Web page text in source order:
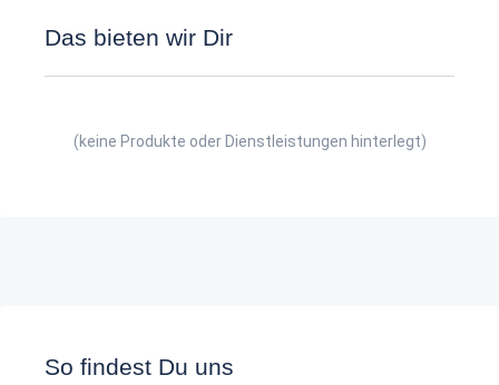
Das bieten wir Dir
(keine Produkte oder Dienstleistungen hinterlegt)
So findest Du uns